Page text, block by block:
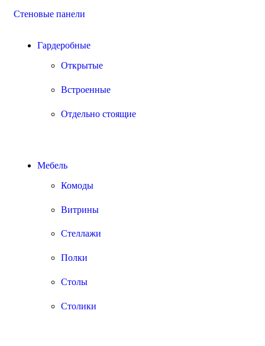
Стеновые панели
Гардеробные
Открытые
Встроенные
Отдельно стоящие
Мебель
Комоды
Витрины
Стеллажи
Полки
Столы
Столики